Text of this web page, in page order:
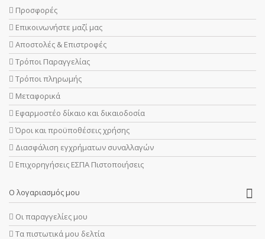
Προσφορές
Επικοινωνήστε μαζί μας
Αποστολές & Επιστροφές
Τρόποι Παραγγελίας
Τρόποι πληρωμής
Μεταφορικά
Εφαρμοστέο δίκαιο και δικαιοδοσία
Όροι και προϋποθέσεις χρήσης
Διασφάλιση εγχρήματων συναλλαγών
Επιχορηγήσεις ΕΣΠΑ Πιστοποιήσεις
Ο λογαριασμός μου
Οι παραγγελίες μου
Τα πιστωτικά μου δελτία